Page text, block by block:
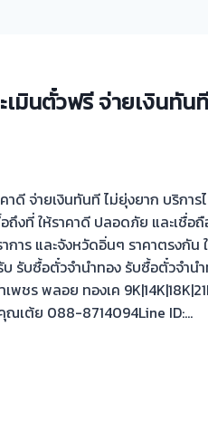
มินตั๋วฟรี จ่ายเงินทัน
ดี จ่ายเงินทันที ไม่ยุ่งยาก บริกา
ถึงที่ ให้ราคาดี ปลอดภัย และเชื่
ร และจังหวัดอิ่นๆ ราคาตรงกัน
รับซื้อตั๋วจำนำทอง รับซื้อตั๋วจำน
ชร พลอย ทองเค
ณเต้ย 088-8714094Line ID:…